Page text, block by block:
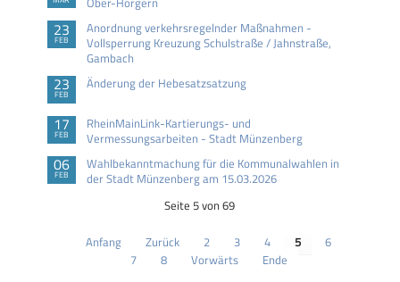
23
FEB
Anordnung verkehrsregelnder Maßnahmen -
Vollsperrung Kreuzung Schulstraße / Jahnstraße,
Gambach
23
FEB
Änderung der Hebesatzsatzung
17
FEB
RheinMainLink-Kartierungs- und
Vermessungsarbeiten - Stadt Münzenberg
06
FEB
Wahlbekanntmachung für die Kommunalwahlen in
der Stadt Münzenberg am 15.03.2026
Seite 5 von 69
Anfang Zurück 2 3 4 5
6
7
8 Vorwärts Ende